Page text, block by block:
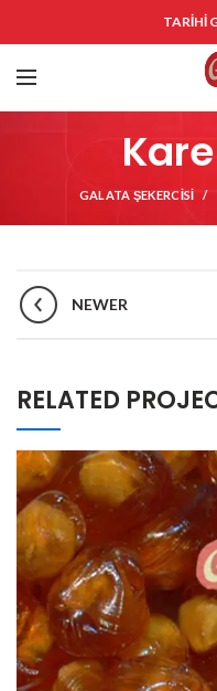
TARİHİ
GALATA ŞEKERCISI
NEWER
RELATED